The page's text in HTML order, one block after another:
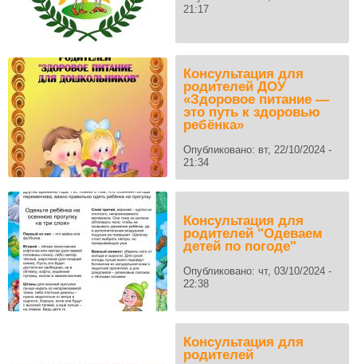
21:17
Консультация для
родителей ДОУ
«Здоровое питание —
это путь к здоровью
ребёнка»
Опубликовано: вт, 22/10/2024 -
21:34
Консультация для
родителей "Одеваем
детей по погоде"
Опубликовано: чт, 03/10/2024 -
22:38
Консультация для
родителей